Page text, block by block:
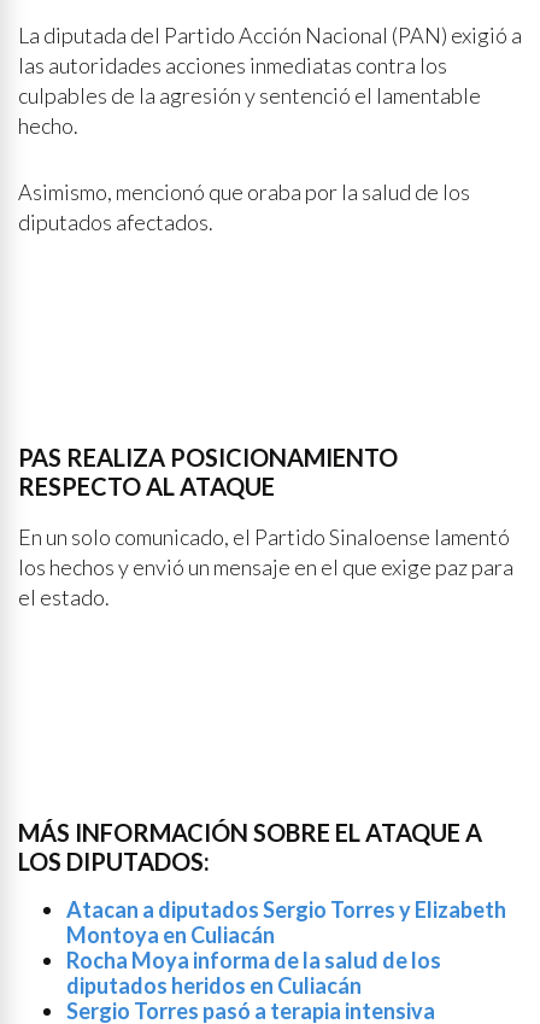
La diputada del Partido Acción Nacional (PAN) exigió a
las autoridades acciones inmediatas contra los
culpables de la agresión y sentenció el lamentable
hecho.
Asimismo, mencionó que oraba por la salud de los
diputados afectados.
PAS REALIZA POSICIONAMIENTO
RESPECTO AL ATAQUE
En un solo comunicado, el Partido Sinaloense lamentó
los hechos y envió un mensaje en el que exige paz para
el estado.
MÁS INFORMACIÓN SOBRE EL ATAQUE A
LOS DIPUTADOS:
Atacan a diputados Sergio Torres y Elizabeth
Montoya en Culiacán
Rocha Moya informa de la salud de los
diputados heridos en Culiacán
Sergio Torres pasó a terapia intensiva